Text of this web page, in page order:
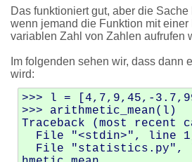
Das funktioniert gut, aber die
wenn jemand die Funktion mit einer
variablen Zahl von Zahlen aufrufen
Im folgenden sehen wir, dass dann
wird:
>>> l = [4,7,9,45,-
>>> arithmetic_mean(l)
Traceback (most